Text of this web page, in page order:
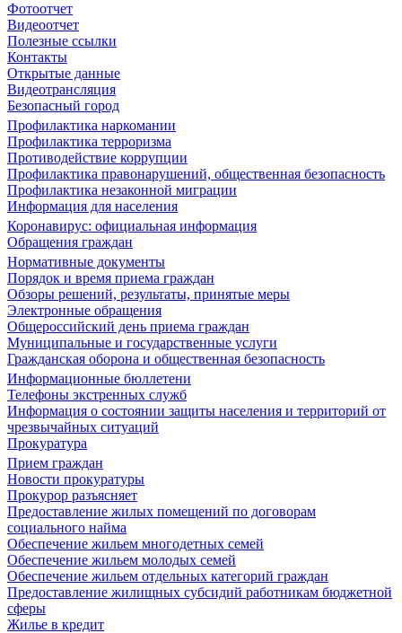
Фотоотчет
Видеоотчет
Полезные ссылки
Контакты
Открытые данные
Видеотрансляция
Безопасный город
Профилактика наркомании
Профилактика терроризма
Противодействие коррупции
Профилактика правонарушений, общественная безопасность
Профилактика незаконной миграции
Информация для населения
Коронавирус: официальная информация
Обращения граждан
Нормативные документы
Порядок и время приема граждан
Обзоры решений, результаты, принятые меры
Электронные обращения
Общероссийский день приема граждан
Муниципальные и государственные услуги
Гражданская оборона и общественная безопасность
Информационные бюллетени
Телефоны экстренных служб
Информация о состоянии защиты населения и территорий от
чрезвычайных ситуаций
Прокуратура
Прием граждан
Новости прокуратуры
Прокурор разъясняет
Предоставление жилых помещений по договорам
социального найма
Обеспечение жильем многодетных семей
Обеспечение жильем молодых семей
Обеспечение жильем отдельных категорий граждан
Предоставление жилищных субсидий работникам бюджетной
сферы
Жилье в кредит